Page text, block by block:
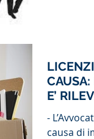
CAUSA:
E’
- L’Avvocato del Lavoro commenta: In una
causa di